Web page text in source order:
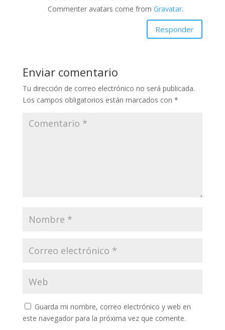
Commenter avatars come from Gravatar.
Responder
Enviar comentario
Tu dirección de correo electrónico no será publicada.
Los campos obligatorios están marcados con *
Guarda mi nombre, correo electrónico y web en
este navegador para la próxima vez que comente.